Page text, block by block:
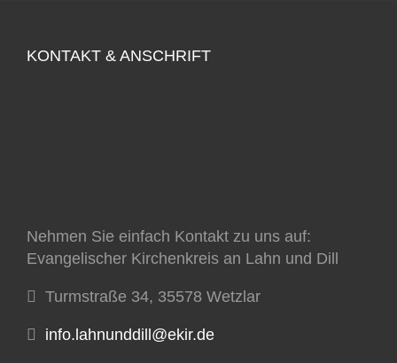
KONTAKT & ANSCHRIFT
Nehmen Sie einfach Kontakt zu uns auf:
Evangelischer Kirchenkreis an Lahn und Dill
Turmstraße 34, 35578 Wetzlar
info.lahnunddill@ekir.de